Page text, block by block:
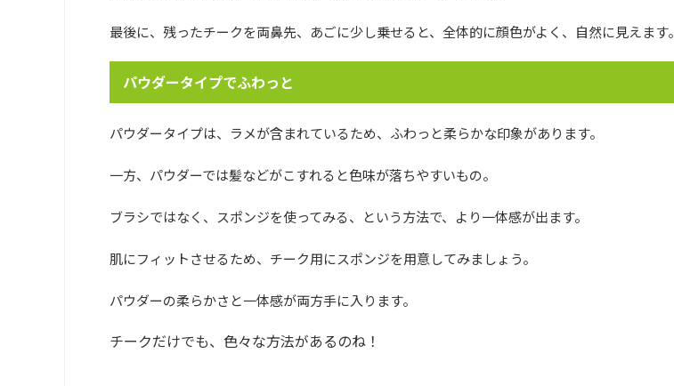
最後に、残ったチークを両鼻先、あごに少し乗せると、全体的に顔色がよく、自然に見えます。
パウダータイプでふわっと
パウダータイプは、ラメが含まれているため、ふわっと柔らかな印象があります。
一方、パウダーでは髪などがこすれると色味が落ちやすいもの。
ブラシではなく、スポンジを使ってみる、という方法で、より一体感が出ます。
肌にフィットさせるため、チーク用にスポンジを用意してみましょう。
パウダーの柔らかさと一体感が両方手に入ります。
チークだけでも、色々な方法があるのね！